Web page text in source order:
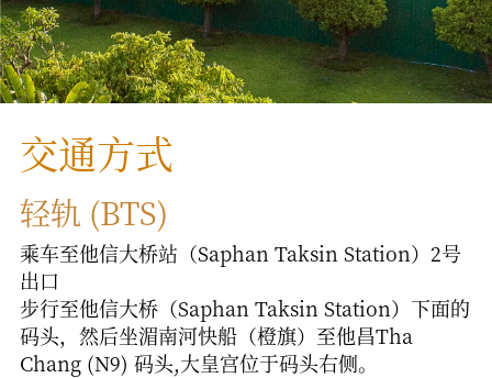
交通方式
轻轨 (BTS)
乘车至他信大桥站（Saphan Taksin Station）2号
出口
步行至他信大桥（Saphan Taksin Station）下面的
码头，然后坐湄南河快船（橙旗）至他昌Tha
Chang (N9) 码头,大皇宫位于码头右侧。